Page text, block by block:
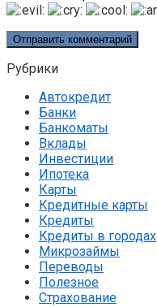
Рубрики
Автокредит
Банки
Банкоматы
Вклады
Инвестиции
Ипотека
Карты
Кредитные карты
Кредиты
Кредиты в городах
Микрозаймы
Переводы
Полезное
Страхование